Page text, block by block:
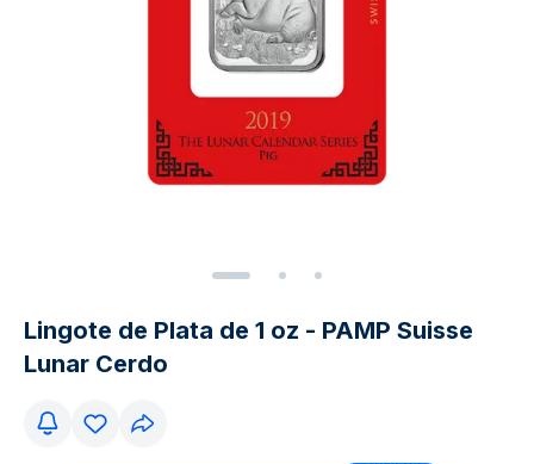
Lingote de Plata de 1 oz - PAMP Suisse
Lunar Cerdo